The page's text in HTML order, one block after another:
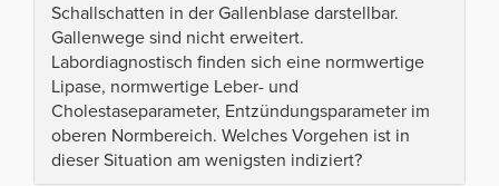
Schallschatten in der Gallenblase darstellbar.
Gallenwege sind nicht erweitert.
Labordiagnostisch finden sich eine normwertige
Lipase, normwertige Leber- und
Cholestaseparameter, Entzündungsparameter im
oberen Normbereich. Welches Vorgehen ist in
dieser Situation am wenigsten indiziert?